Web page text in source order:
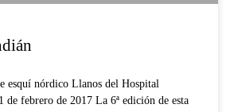
esquí nórdico Llanos del Hospital
de febrero de 2017 La 6ª edición de esta